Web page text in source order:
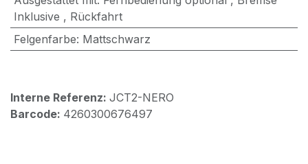
Inklusive , Rückfahrt
Felgenfarbe: Mattschwarz
Interne Referenz: JCT2-NERO
Barcode: 4260300676497